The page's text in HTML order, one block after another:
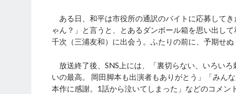
ある日、和平は市役所の通訳のバイトに応募して
ゃん？」と言うと、とあるダンボール箱を思い出し
千次（三浦友和）に出会う。ふたりの前に、予期せぬ
放送終了後、SNS上には、「裏切らない、いろい
いの最高。 岡田脚本も出演者もありがとう」「みん
本作に感謝。1話から泣いてしまった」などのコメン